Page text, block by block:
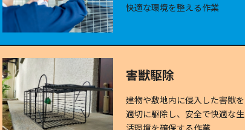
快適な環境を整える作業
害獣駆除
建物や敷地内に侵入した害獣を
適切に駆除し、安全で快適な生